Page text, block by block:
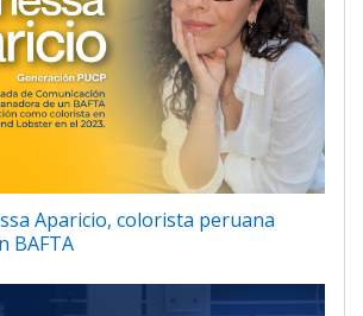
Aparicio, colorista peruana
BAFTA